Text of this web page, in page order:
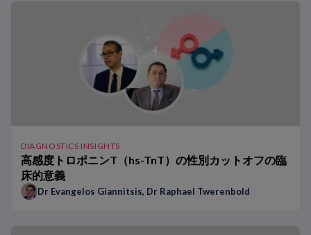
DIAGNOSTICS INSIGHTS
高感度トロポニンT（hs-TnT）の性別カットオフの臨
床的意義
Dr Evangelos Giannitsis, Dr Raphael Twerenbold